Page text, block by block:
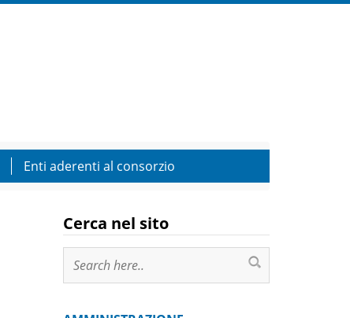
Enti aderenti al consorzio
Cerca nel sito